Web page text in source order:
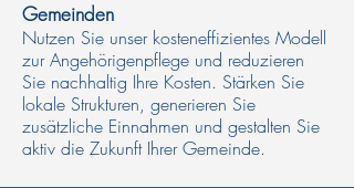
Gemeinden
Nutzen Sie unser kosteneffizientes Modell
zur Angehörigenpflege und reduzieren
Sie nachhaltig Ihre Kosten. Stärken Sie
lokale Strukturen, generieren Sie
zusätzliche Einnahmen und gestalten Sie
aktiv die Zukunft Ihrer Gemeinde.